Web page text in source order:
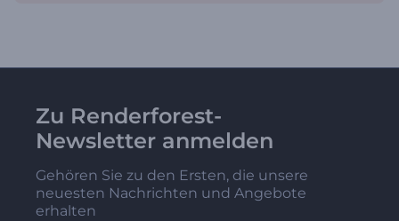
Zu Renderforest-
Newsletter anmelden
Gehören Sie zu den Ersten, die unsere
neuesten Nachrichten und Angebote
erhalten